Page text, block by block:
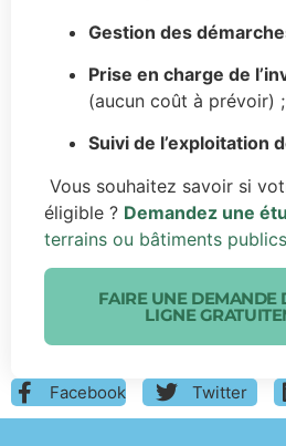
Gestion des
Prise en charge de
(aucun coût à prévoir) ;
Suivi de l’exploitation
Vous souhaitez savoir si
éligible ? Demandez une
terrains ou bâtiments
FAIRE UNE DEMANDE
LIGNE
Facebook Twitter